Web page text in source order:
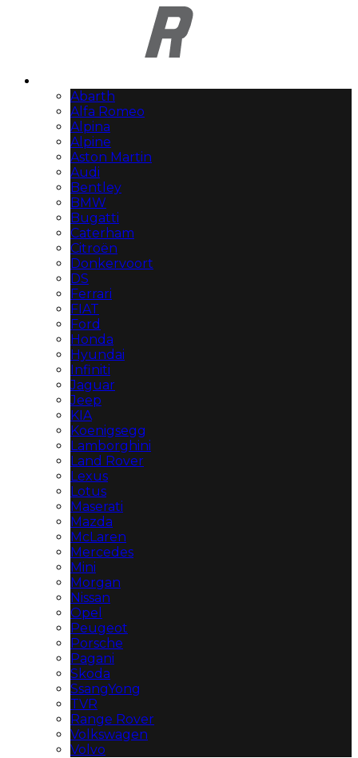
Abarth
Alfa Romeo
Alpina
Alpine
Aston Martin
Audi
Bentley
BMW
Bugatti
Caterham
Citroën
Donkervoort
DS
Ferrari
FIAT
Ford
Honda
Hyundai
Infiniti
Jaguar
Jeep
KIA
Koenigsegg
Lamborghini
Land Rover
Lexus
Lotus
Maserati
Mazda
McLaren
Mercedes
Mini
Morgan
Nissan
Opel
Peugeot
Porsche
Pagani
Skoda
SsangYong
TVR
Range Rover
Volkswagen
Volvo